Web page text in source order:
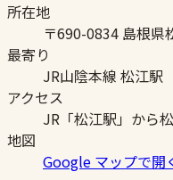
所在地
〒690-0834 島根県
最寄り
JR山陰本線 松江駅
アクセス
JR「松江駅」から
地図
Google マップで開